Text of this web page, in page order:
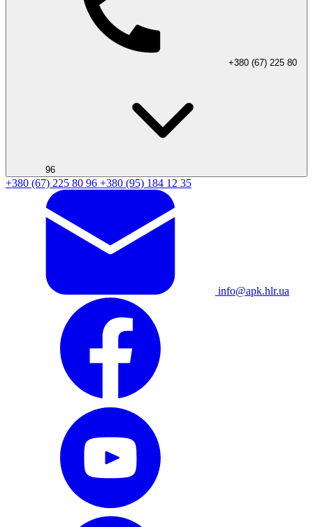
+380 (67) 225 80
96
+380 (67) 225 80 96 +380 (95) 184 12 35
info@apk.hlr.ua